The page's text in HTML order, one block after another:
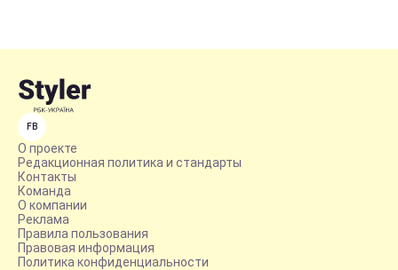
FB
О проекте
Редакционная политика и стандарты
Контакты
Команда
О компании
Реклама
Правила пользования
Правовая информация
Политика конфиденциальности